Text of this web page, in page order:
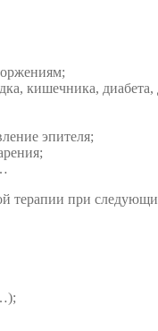
кишечника,
эпителя;
терапии при